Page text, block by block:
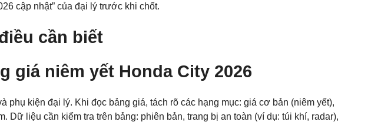
cập nhật” của đại lý trước khi chốt.
cần biết
giá niêm yết Honda City 2026
kiện đại lý. Khi đọc bảng giá, tách rõ các hạng mục: giá cơ bản (niêm yết),
liệu cần kiểm tra trên bảng: phiên bản, trang bị an toàn (ví dụ: túi khí, radar),